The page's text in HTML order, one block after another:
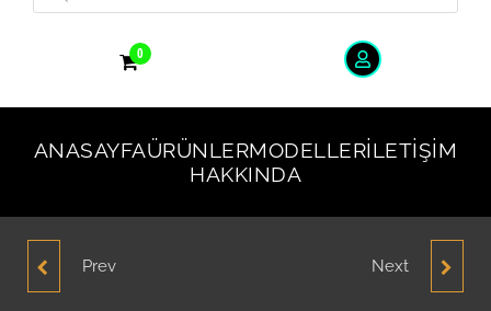
0
ANASAYFAÜRÜNLERMODELLERİLETIŞIM
HAKKINDA
HYUNDAI GETZ HAVA
Prev HYUNDAI GETZ 2006-
Next